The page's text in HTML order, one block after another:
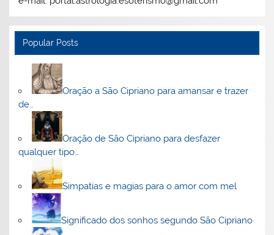
Popular Posts
Oração a São Cipriano para amansar e trazer
de…
Oração de São Cipriano para desfazer
qualquer tipo…
Simpatias e magias para o amor com mel
Significado dos sonhos segundo São Cipriano